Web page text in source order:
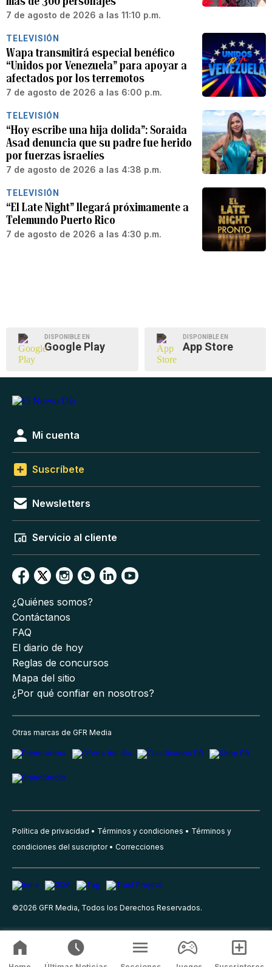
7 de agosto de 2026 a las 11:10 p.m.
TELEVISIÓN
Wapa transmitirá especial benéfico
“Unidos por Venezuela” para apoyar a
afectados por los terremotos
7 de agosto de 2026 a las 6:00 p.m.
TELEVISIÓN
“Hoy escribe una hija dolida”: Soraida
Asad denuncia que su padre fue herido
por fuerzas israelíes
7 de agosto de 2026 a las 4:38 p.m.
TELEVISIÓN
“El Late Night” llegará próximamente a
Telemundo Puerto Rico
7 de agosto de 2026 a las 4:30 p.m.
DISPONIBLE EN
Google Play
DISPONIBLE EN
App Store
Mi cuenta
Suscríbete
Newsletters
Servicio al cliente
¿Quiénes somos?
Contáctanos
FAQ
El diario de hoy
Reglas de concursos
Mapa del sitio
¿Por qué confiar en nosotros?
Otras marcas de GFR Media
Política de privacidad Términos y condiciones
Términos y
condiciones del suscriptor
Correcciones
©2026 GFR Media, Todos los Derechos Reservados.